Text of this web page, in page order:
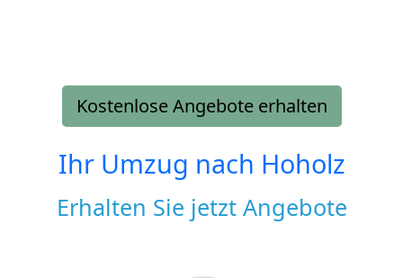
Kostenlose Angebote erhalten
Ihr Umzug nach Hoholz
Erhalten Sie jetzt Angebote